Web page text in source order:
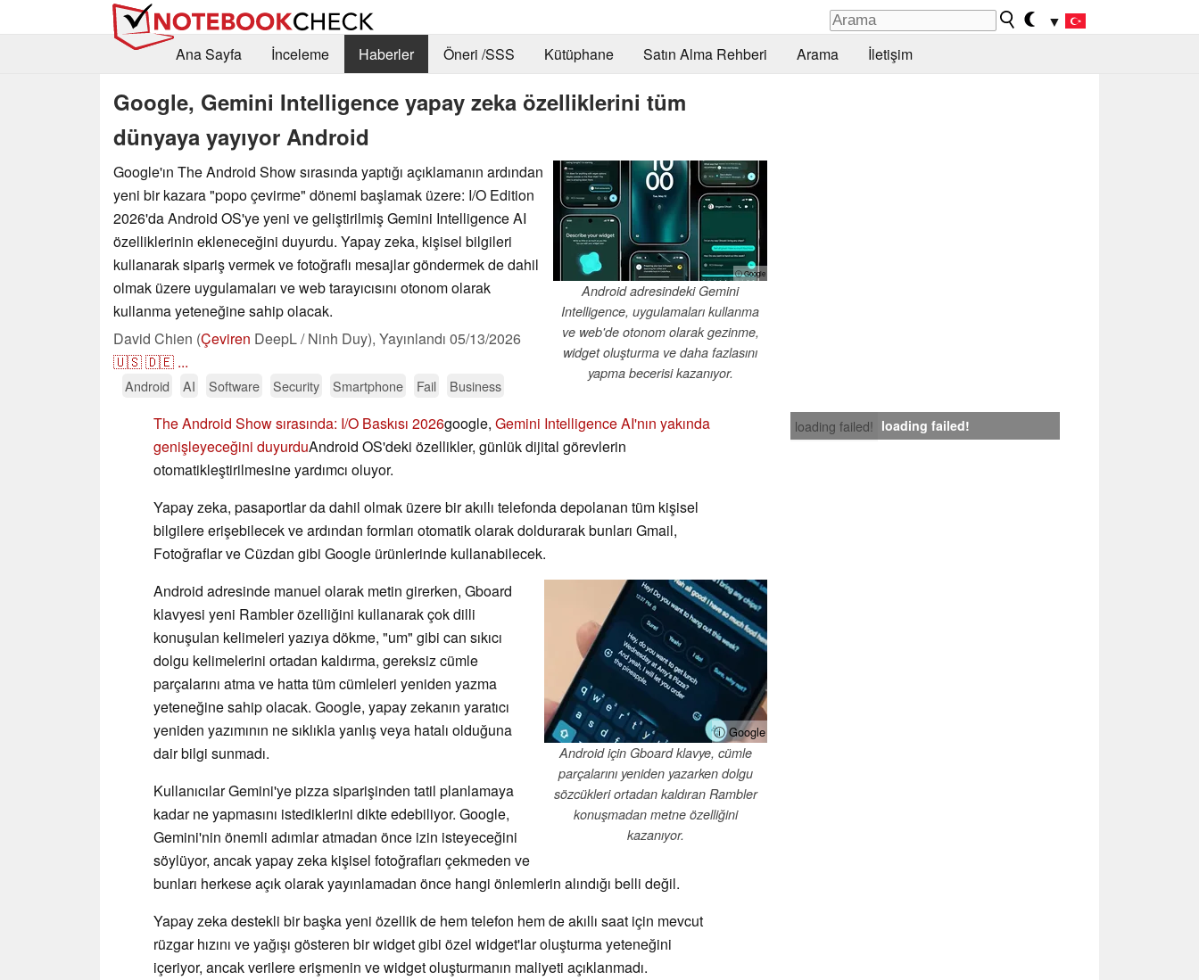
▼
Ana Sayfa
İnceleme Haberler Öneri /SSS Kütüphane Satın Alma Rehberi Arama İletişim
Google, Gemini Intelligence yapay zeka özelliklerini tüm
dünyaya yayıyor Android
ⓘ Google
Android adresindeki Gemini
Intelligence, uygulamaları kullanma
ve web'de otonom olarak gezinme,
widget oluşturma ve daha fazlasını
yapma becerisi kazanıyor.
Google'ın The Android Show sırasında yaptığı açıklamanın ardından
yeni bir kazara "popo çevirme" dönemi başlamak üzere: I/O Edition
2026'da Android OS'ye yeni ve geliştirilmiş Gemini Intelligence AI
özelliklerinin ekleneceğini duyurdu. Yapay zeka, kişisel bilgileri
kullanarak sipariş vermek ve fotoğraflı mesajlar göndermek de dahil
olmak üzere uygulamaları ve web tarayıcısını otonom olarak
kullanma yeteneğine sahip olacak.
David Chien (Çeviren DeepL / Ninh Duy), Yayınlandı 05/13/2026
🇺🇸🇩🇪 ...
Android AI Software Security Smartphone Fail Business
loading failed! loading failed!
The Android Show sırasında: I/O Baskısı 2026google, Gemini Intelligence AI'nın yakında
genişleyeceğini duyurduAndroid OS'deki özellikler, günlük dijital görevlerin
otomatikleştirilmesine yardımcı oluyor.
Yapay zeka, pasaportlar da dahil olmak üzere bir akıllı telefonda depolanan tüm kişisel
bilgilere erişebilecek ve ardından formları otomatik olarak doldurarak bunları Gmail,
Fotoğraflar ve Cüzdan gibi Google ürünlerinde kullanabilecek.
ⓘ Google
Android için Gboard klavye, cümle
parçalarını yeniden yazarken dolgu
sözcükleri ortadan kaldıran Rambler
konuşmadan metne özelliğini
kazanıyor.
Android adresinde manuel olarak metin girerken, Gboard
klavyesi yeni Rambler özelliğini kullanarak çok dilli
konuşulan kelimeleri yazıya dökme, "um" gibi can sıkıcı
dolgu kelimelerini ortadan kaldırma, gereksiz cümle
parçalarını atma ve hatta tüm cümleleri yeniden yazma
yeteneğine sahip olacak. Google, yapay zekanın yaratıcı
yeniden yazımının ne sıklıkla yanlış veya hatalı olduğuna
dair bilgi sunmadı.
Kullanıcılar Gemini'ye pizza siparişinden tatil planlamaya
kadar ne yapmasını istediklerini dikte edebiliyor. Google,
Gemini'nin önemli adımlar atmadan önce izin isteyeceğini
söylüyor, ancak yapay zeka kişisel fotoğrafları çekmeden ve
bunları herkese açık olarak yayınlamadan önce hangi önlemlerin alındığı belli değil.
Yapay zeka destekli bir başka yeni özellik de hem telefon hem de akıllı saat için mevcut
rüzgar hızını ve yağışı gösteren bir widget gibi özel widget'lar oluşturma yeteneğini
içeriyor, ancak verilere erişmenin ve widget oluşturmanın maliyeti açıklanmadı.